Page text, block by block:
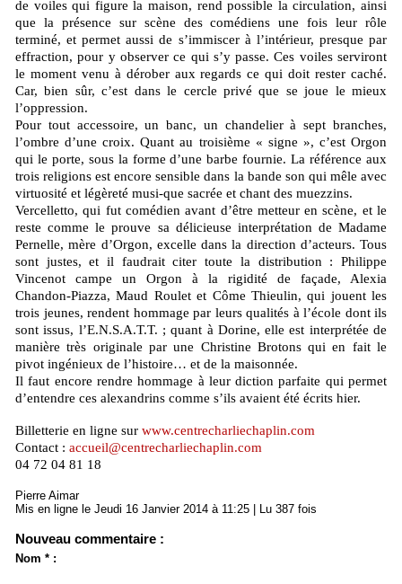
de voiles qui figure la maison, rend possible la circulation, ainsi
que la présence sur scène des comédiens une fois leur rôle
terminé, et permet aussi de s’immiscer à l’intérieur, presque par
effraction, pour y observer ce qui s’y passe. Ces voiles serviront
le moment venu à dérober aux regards ce qui doit rester caché.
Car, bien sûr, c’est dans le cercle privé que se joue le mieux
l’oppression.
Pour tout accessoire, un banc, un chandelier à sept branches,
l’ombre d’une croix. Quant au troisième « signe », c’est Orgon
qui le porte, sous la forme d’une barbe fournie. La référence aux
trois religions est encore sensible dans la bande son qui mêle avec
virtuosité et légèreté musi-que sacrée et chant des muezzins.
Vercelletto, qui fut comédien avant d’être metteur en scène, et le
reste comme le prouve sa délicieuse interprétation de Madame
Pernelle, mère d’Orgon, excelle dans la direction d’acteurs. Tous
sont justes, et il faudrait citer toute la distribution : Philippe
Vincenot campe un Orgon à la rigidité de façade, Alexia
Chandon-Piazza, Maud Roulet et Côme Thieulin, qui jouent les
trois jeunes, rendent hommage par leurs qualités à l’école dont ils
sont issus, l’E.N.S.A.T.T. ; quant à Dorine, elle est interprétée de
manière très originale par une Christine Brotons qui en fait le
pivot ingénieux de l’histoire… et de la maisonnée.
Il faut encore rendre hommage à leur diction parfaite qui permet
d’entendre ces alexandrins comme s’ils avaient été écrits hier.
Billetterie en ligne sur www.centrecharliechaplin.com
Contact : accueil@centrecharliechaplin.com
04 72 04 81 18
Pierre Aimar
Mis en ligne le Jeudi 16 Janvier 2014 à 11:25 | Lu 387 fois
Nouveau commentaire :
Nom * :